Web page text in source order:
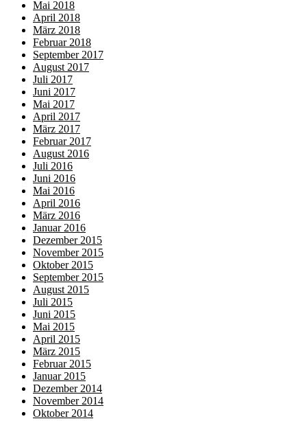
Mai 2018
April 2018
März 2018
Februar 2018
September 2017
August 2017
Juli 2017
Juni 2017
Mai 2017
April 2017
März 2017
Februar 2017
August 2016
Juli 2016
Juni 2016
Mai 2016
April 2016
März 2016
Januar 2016
Dezember 2015
November 2015
Oktober 2015
September 2015
August 2015
Juli 2015
Juni 2015
Mai 2015
April 2015
März 2015
Februar 2015
Januar 2015
Dezember 2014
November 2014
Oktober 2014